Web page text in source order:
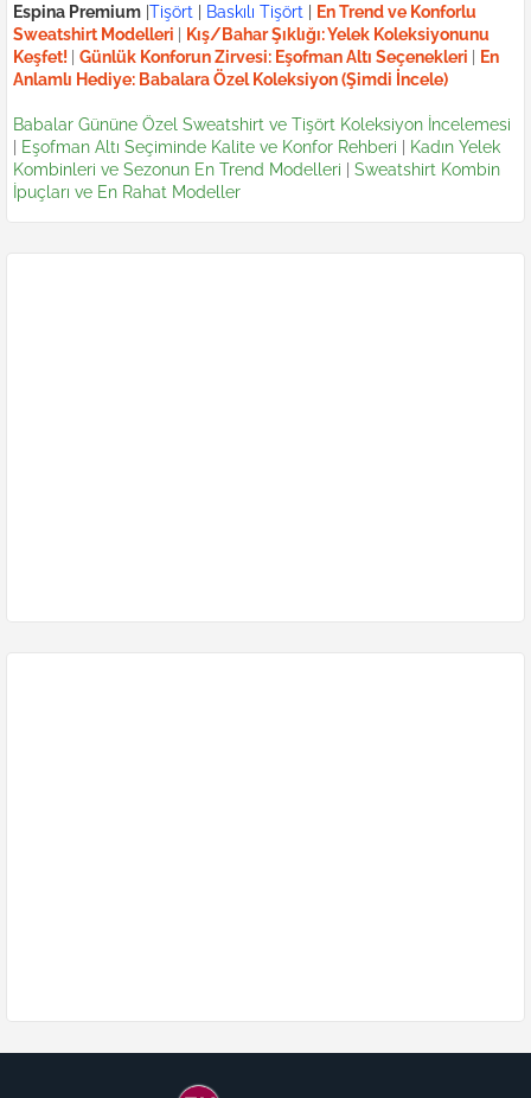
Espina Premium |Tişört | Baskılı Tişört | En Trend ve Konforlu
Sweatshirt Modelleri | Kış/Bahar Şıklığı: Yelek Koleksiyonunu
Keşfet! | Günlük Konforun Zirvesi: Eşofman Altı Seçenekleri | En
Anlamlı Hediye: Babalara Özel Koleksiyon (Şimdi İncele)
Babalar Gününe Özel Sweatshirt ve Tişört Koleksiyon İncelemesi
| Eşofman Altı Seçiminde Kalite ve Konfor Rehberi | Kadın Yelek
Kombinleri ve Sezonun En Trend Modelleri | Sweatshirt Kombin
İpuçları ve En Rahat Modeller